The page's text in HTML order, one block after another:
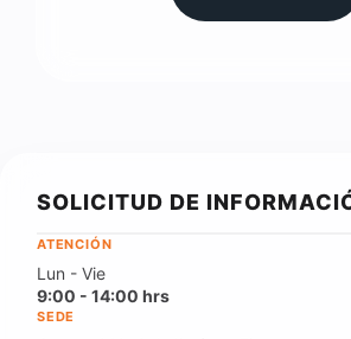
SOLICITUD DE
ATENCIÓN
Lun - Vie
9:00 - 14:00 hrs
SEDE